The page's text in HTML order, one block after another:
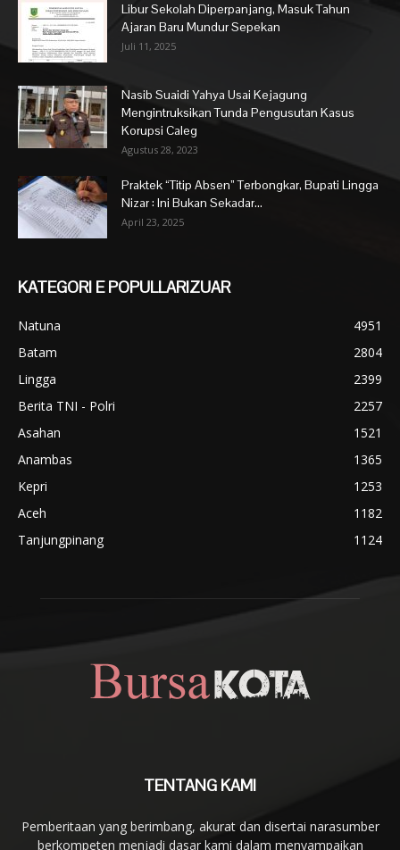
Libur Sekolah Diperpanjang, Masuk Tahun
Ajaran Baru Mundur Sepekan
Juli 11, 2025
Nasib Suaidi Yahya Usai Kejagung
Mengintruksikan Tunda Pengusutan Kasus
Korupsi Caleg
Agustus 28, 2023
Praktek “Titip Absen” Terbongkar, Bupati Lingga
Nizar : Ini Bukan Sekadar...
April 23, 2025
KATEGORI E POPULLARIZUAR
Natuna
4951
Batam
2804
Lingga
2399
Berita TNI - Polri
2257
Asahan
1521
Anambas
1365
Kepri
1253
Aceh
1182
Tanjungpinang
1124
TENTANG KAMI
Pemberitaan yang berimbang, akurat dan disertai narasumber
berkompeten menjadi dasar kami dalam menyampaikan